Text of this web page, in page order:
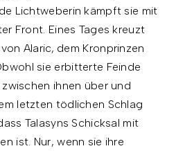
Lichtweberin kämpft sie mit
Front. Eines Tages kreuzt
Alaric, dem Kronprinzen
sie erbitterte Feinde
ihnen über und
letzten tödlichen Schlag
Talasyns Schicksal mit
ist. Nur, wenn sie ihre